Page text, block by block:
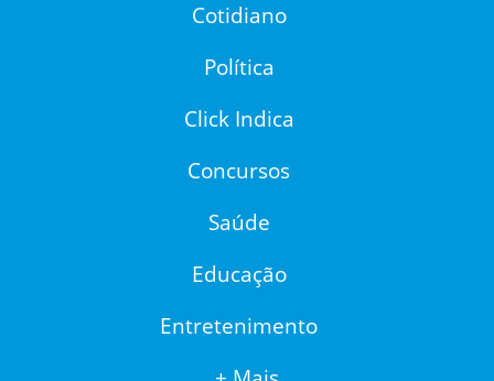
Cotidiano
Política
Click Indica
Concursos
Saúde
Educação
Entretenimento